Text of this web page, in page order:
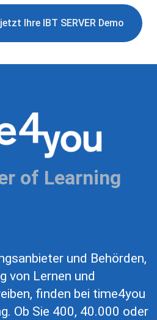
Ihre IBT SERVER Demo
of Learning
und Behörden,
von Lernen und
finden bei time4you
Ob Sie 400, 40.000 oder